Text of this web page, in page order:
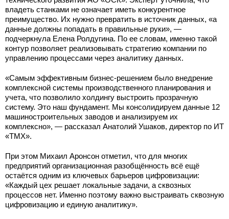
владеть станками не означает иметь конкурентное
преимущество. Их нужно превратить в источник данных, «а
данные должны попадать в правильные руки», —
подчеркнула Елена Ролдугина. По ее словам, именно такой
контур позволяет реализовывать стратегию компании по
управлению процессами через аналитику данных.
«Самым эффективным бизнес-решением было внедрение
комплексной системы производственного планирования и
учета, что позволило холдингу выстроить прозрачную
систему. Это наш фундамент. Мы консолидируем данные 12
машиностроительных заводов и анализируем их
комплексно», — рассказал Анатолий Ушаков, директор по ИТ
«ТМХ».
При этом Михаил Аронсон отметил, что для многих
предприятий организационная разобщённость всё ещё
остаётся одним из ключевых барьеров цифровизации:
«Каждый цех решает локальные задачи, а сквозных
процессов нет. Именно поэтому важно выстраивать сквозную
цифровизацию и единую аналитику».